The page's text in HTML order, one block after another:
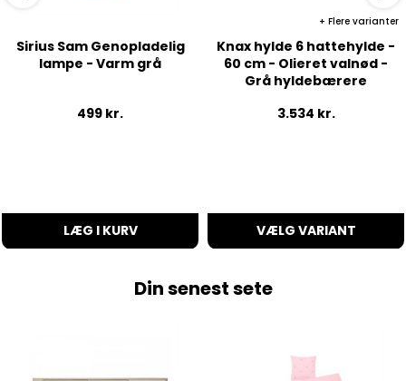
Sirius Sam Genopladelig
lampe - Varm grå
499 kr.
LÆG I KURV
Flere varianter
Knax hylde 6 hattehylde -
60 cm - Olieret valnød -
Grå hyldebærere
3.534 kr.
VÆLG VARIANT
Din senest sete